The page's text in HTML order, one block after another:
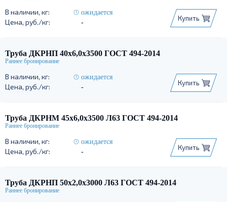
ожидается
-
Купить
Труба ДКРНП 40х6,0х3500 ГОСТ 494-2014
ожидается
-
Купить
Труба ДКРНМ 45х6,0х3500 Л63 ГОСТ 494-2014
ожидается
-
Купить
Труба ДКРНП 50х2,0х3000 Л63 ГОСТ 494-2014